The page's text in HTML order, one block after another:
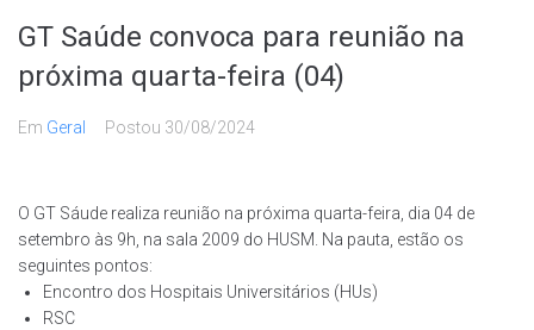
GT Saúde convoca para reunião na
próxima quarta-feira (04)
Em Geral Postou 30/08/2024
O GT Sáude realiza reunião na próxima quarta-feira, dia 04 de
setembro às 9h, na sala 2009 do HUSM. Na pauta, estão os
seguintes pontos:
Encontro dos Hospitais Universitários (HUs)
RSC